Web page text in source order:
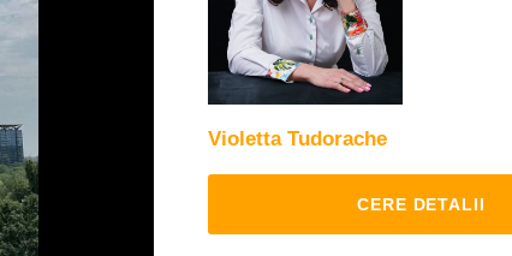
Violetta Tudorache
CERE DETALII